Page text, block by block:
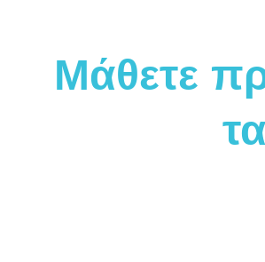
Μάθετε